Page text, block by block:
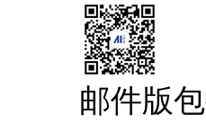
邮件版